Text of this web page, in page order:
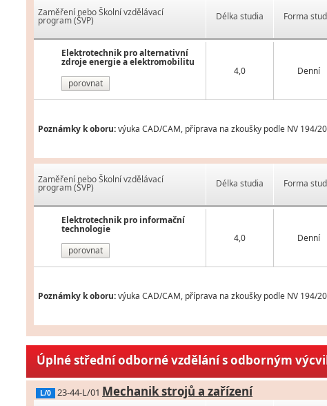
Zaměření nebo Školní vzdělávací
program (ŠVP)
Elektrotechnik pro alternativní
zdroje energie a elektromobilitu
porovnat
Délka studia Forma
4,0 Denní
Poznámky k oboru:výuka CAD/CAM, příprava na zkoušky podle NV 194/
Zaměření nebo Školní vzdělávací
program (ŠVP)
Elektrotechnik pro informační
technologie
porovnat
Délka studia Forma
4,0 Denní
Poznámky k oboru:výuka CAD/CAM, příprava na zkoušky podle NV 194/
Úplné střední odborné vzdělání s odborným
L/0 23-44-L/01 Mechanik strojů a zařízení